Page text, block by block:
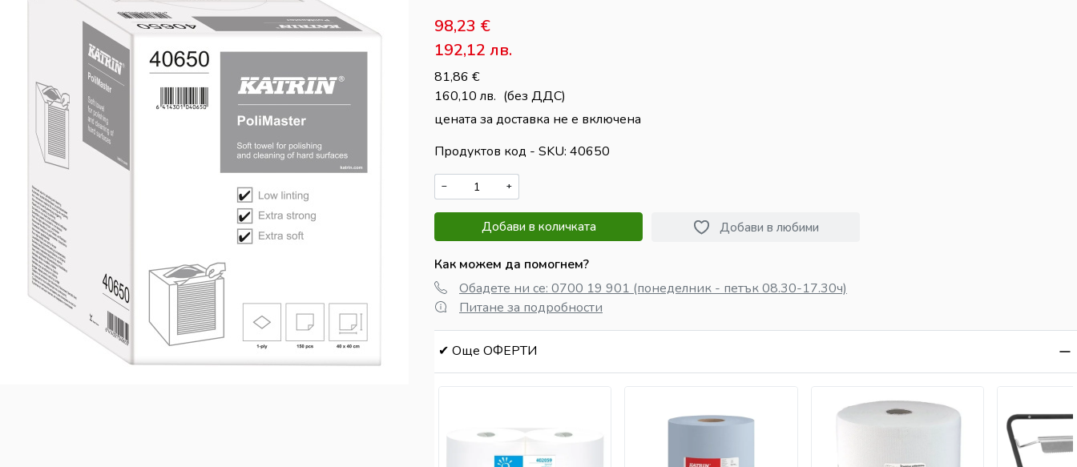
98,23 €
192,12 лв.
81,86 €
160,10 лв. (без ДДС)
цената за доставка не е включена
Продуктов код - SKU 40650
− +
Добави в количката Добави в любими
Как можем да помогнем?
Обадете ни се: 0700 19 901 (понеделник - петък 08.30-17.30ч)
Питане за подробности
✔ Още ОФЕРТИ